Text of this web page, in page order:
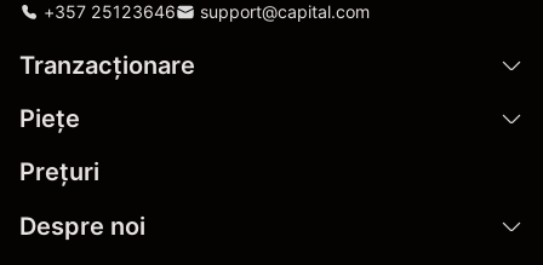
+357 25123646 support@capital.com
Tranzacționare
Pieţe
Prețuri
Despre noi